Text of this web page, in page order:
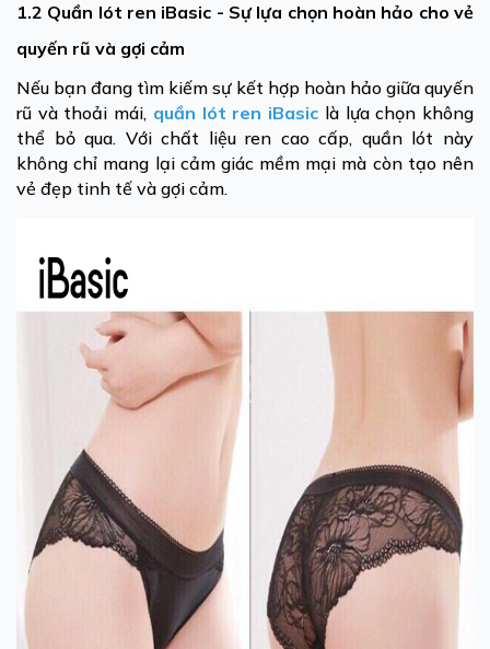
1.2 Quần lót ren iBasic - Sự lựa chọn hoàn hảo cho vẻ
quyến rũ và gợi cảm
Nếu bạn đang tìm kiếm sự kết hợp hoàn hảo giữa quyến
rũ và thoải mái, quần lót ren iBasic là lựa chọn không
thể bỏ qua. Với chất liệu ren cao cấp, quần lót này
không chỉ mang lại cảm giác mềm mại mà còn tạo nên
vẻ đẹp tinh tế và gợi cảm.